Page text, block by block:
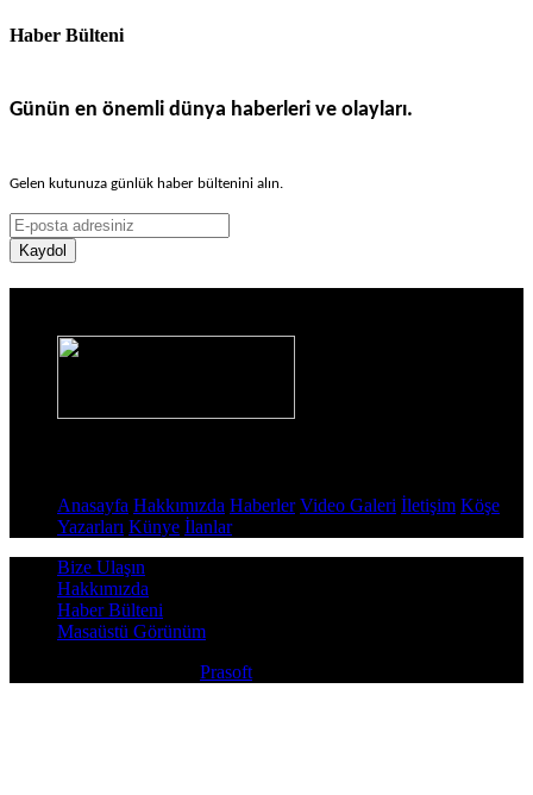
Haber Bülteni
Günün en önemli dünya haberleri ve olayları.
Gelen kutunuza günlük haber bültenini alın.
Kaydol
Anasayfa Hakkımızda Haberler Video Galeri İletişim Köşe
Yazarları Künye İlanlar
Bize Ulaşın
Hakkımızda
Haber Bülteni
Masaüstü Görünüm
Prasoft